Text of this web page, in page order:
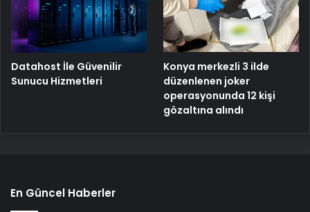
Datahost İle Güvenilir
Sunucu Hizmetleri
Konya merkezli 3 ilde
düzenlenen joker
operasyonunda 12 kişi
gözaltına alındı
En Güncel Haberler